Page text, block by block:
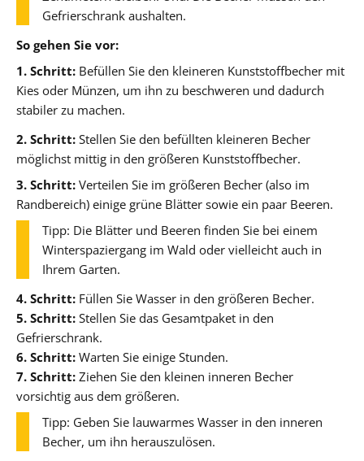
Gefrierschrank aushalten.
So gehen Sie vor:
1. Schritt: Befüllen Sie den kleineren Kunststoffbecher mit
Kies oder Münzen, um ihn zu beschweren und dadurch
stabiler zu machen.
2. Schritt: Stellen Sie den befüllten kleineren Becher
möglichst mittig in den größeren Kunststoffbecher.
3. Schritt: Verteilen Sie im größeren Becher (also im
Randbereich) einige grüne Blätter sowie ein paar Beeren.
Tipp: Die Blätter und Beeren finden Sie bei einem
Winterspaziergang im Wald oder vielleicht auch in
Ihrem Garten.
4. Schritt: Füllen Sie Wasser in den größeren Becher.
5. Schritt: Stellen Sie das Gesamtpaket in den
Gefrierschrank.
6. Schritt: Warten Sie einige Stunden.
7. Schritt: Ziehen Sie den kleinen inneren Becher
vorsichtig aus dem größeren.
Tipp: Geben Sie lauwarmes Wasser in den inneren
Becher, um ihn herauszulösen.